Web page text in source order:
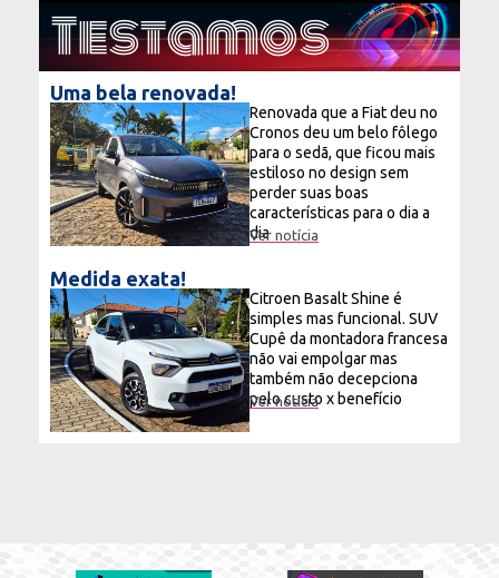
Testamos
Uma bela renovada!
Renovada que a Fiat deu no
Cronos deu um belo fôlego
para o sedã, que ficou mais
estiloso no design sem
perder suas boas
características para o dia a
dia
Ver notícia
Medida exata!
Citroen Basalt Shine é
simples mas funcional. SUV
Cupê da montadora francesa
não vai empolgar mas
também não decepciona
pelo custo x benefício
Ver notícia